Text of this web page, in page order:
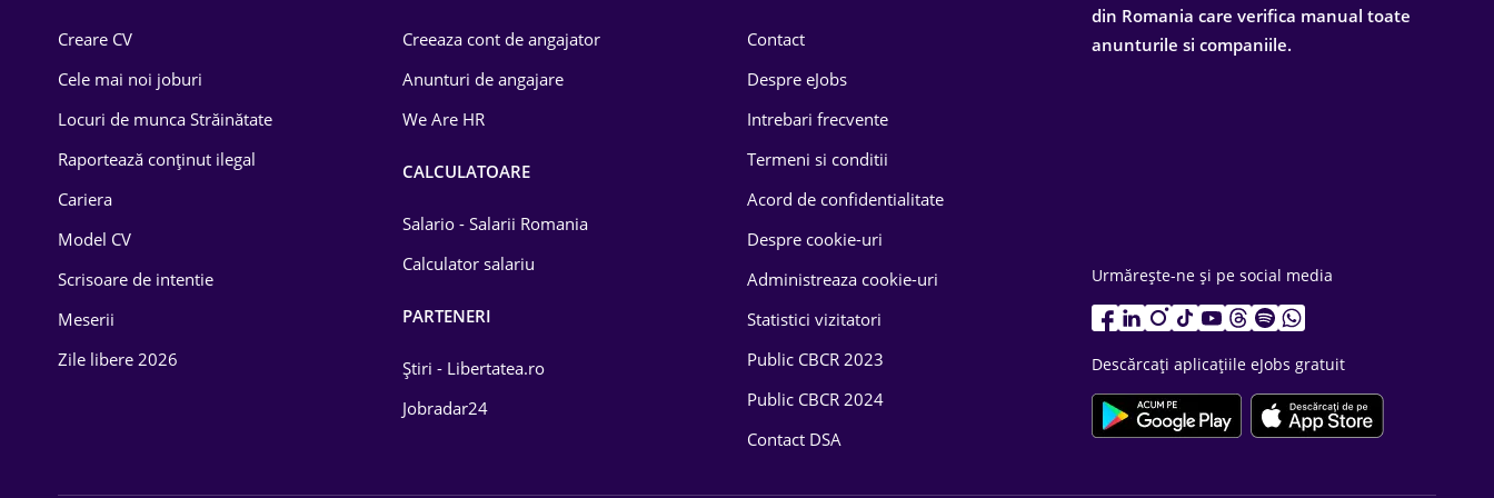
Drept
Educație / Training
Energetică
Farma
Creare CV
Cele mai noi joburi
Locuri de munca Străinătate
Raportează conținut ilegal
Cariera
Model CV
Scrisoare de intentie
Meserii
Zile libere 2026
Creeaza cont de angajator
Anunturi de angajare
We Are HR
CALCULATOARE
Salario - Salarii Romania
Calculator salariu
PARTENERI
Știri - Libertatea.ro
Jobradar24
Contact
Despre eJobs
Intrebari frecvente
Termeni si conditii
Acord de confidentialitate
Despre cookie-uri
Administreaza cookie-uri
Statistici vizitatori
Public CBCR 2023
Public CBCR 2024
Contact DSA
din Romania care verifica manual toate
anunturile si companiile.
Urmărește-ne și pe social media
Descărcați aplicațiile eJobs gratuit